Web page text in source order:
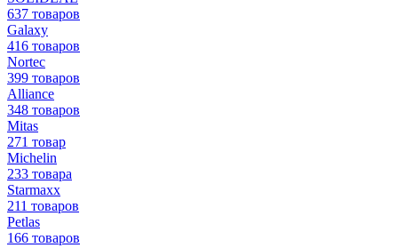
637 товаров
Galaxy
416 товаров
Nortec
399 товаров
Alliance
348 товаров
Mitas
271 товар
Michelin
233 товара
Starmaxx
211 товаров
Petlas
166 товаров